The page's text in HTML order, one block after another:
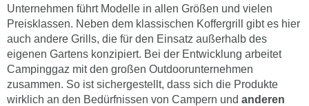
Unternehmen führt Modelle in allen Größen und vielen
Preisklassen. Neben dem klassischen Koffergrill gibt es hier
auch andere Grills, die für den Einsatz außerhalb des
eigenen Gartens konzipiert. Bei der Entwicklung arbeitet
Campinggaz mit den großen Outdoorunternehmen
zusammen. So ist sichergestellt, dass sich die Produkte
wirklich an den Bedürfnissen von Campern und anderen